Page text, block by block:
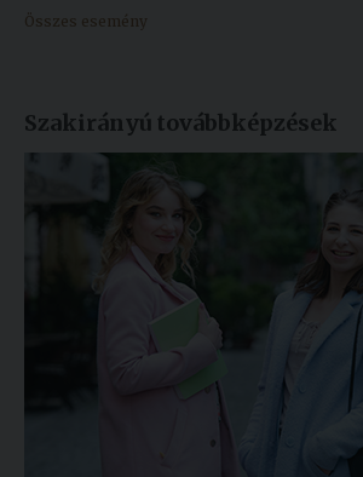
Összes esemény
Szakirányú továbbképzések